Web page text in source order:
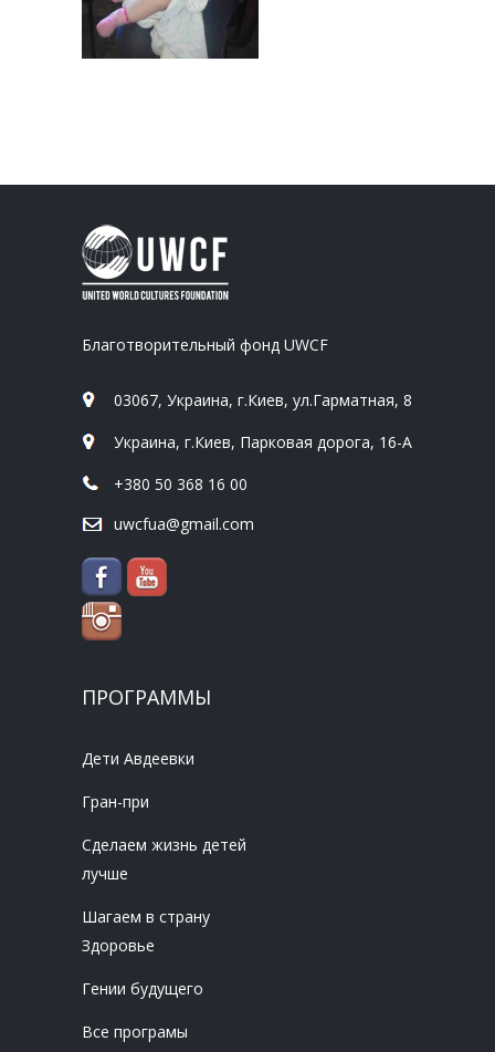
Благотворительный фонд UWCF
03067, Украина, г.Киев, ул.Гарматная, 8
Украина, г.Киев, Парковая дорога, 16-А
+380 50 368 16 00
uwcfua@gmail.com
ПРОГРАММЫ
Дети Авдеевки
Гран-при
Сделаем жизнь детей
лучше
Шагаем в страну
Здоровье
Гении будущего
Все програмы